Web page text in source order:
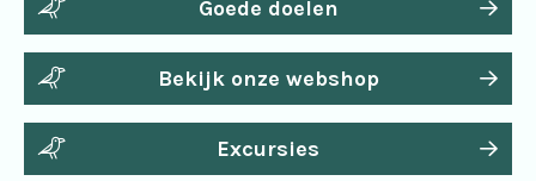
Goede doelen
Bekijk onze webshop
Excursies